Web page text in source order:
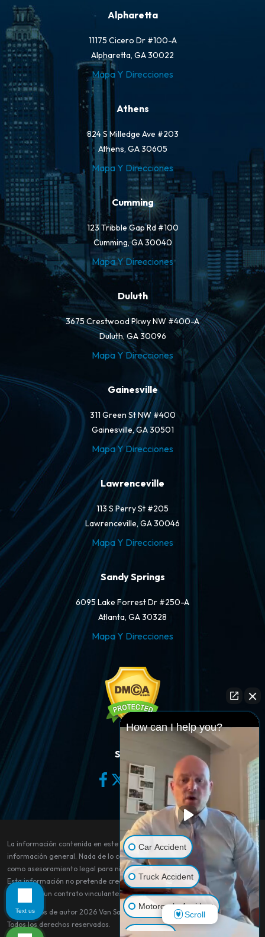
Alpharetta
11175 Cicero Dr #100-A
Alpharetta, GA 30022
Mapa Y Direcciones
Athens
824 S Milledge Ave #203
Athens, GA 30605
Mapa Y Direcciones
Cumming
123 Tribble Gap Rd #100
Cumming, GA 30040
Mapa Y Direcciones
Duluth
3675 Crestwood Pkwy NW #400-A
Duluth, GA 30096
Mapa Y Direcciones
Gainesville
311 Green St NW #400
Gainesville, GA 30501
Mapa Y Direcciones
Lawrenceville
113 S Perry St #205
Lawrenceville, GA 30046
Mapa Y Direcciones
Sandy Springs
6095 Lake Forrest Dr #250-A
Atlanta, GA 30328
Mapa Y Direcciones
Síganos
La información contenida en este sitio web es sólo para fines de
información general. Nada de lo contenido en este sitio debe tomarse
como asesoramiento legal para ningún caso o situación individual.
Esta información no pretende crear, y su recepción o visualización no
constituye un contrato vinculante.
© Derechos de autor 2026 Van Sant Law.
Todos los derechos reservados.
How can I help you?
Car Accident
Truck Accident
Motorcycle Accident
Scroll
Text us